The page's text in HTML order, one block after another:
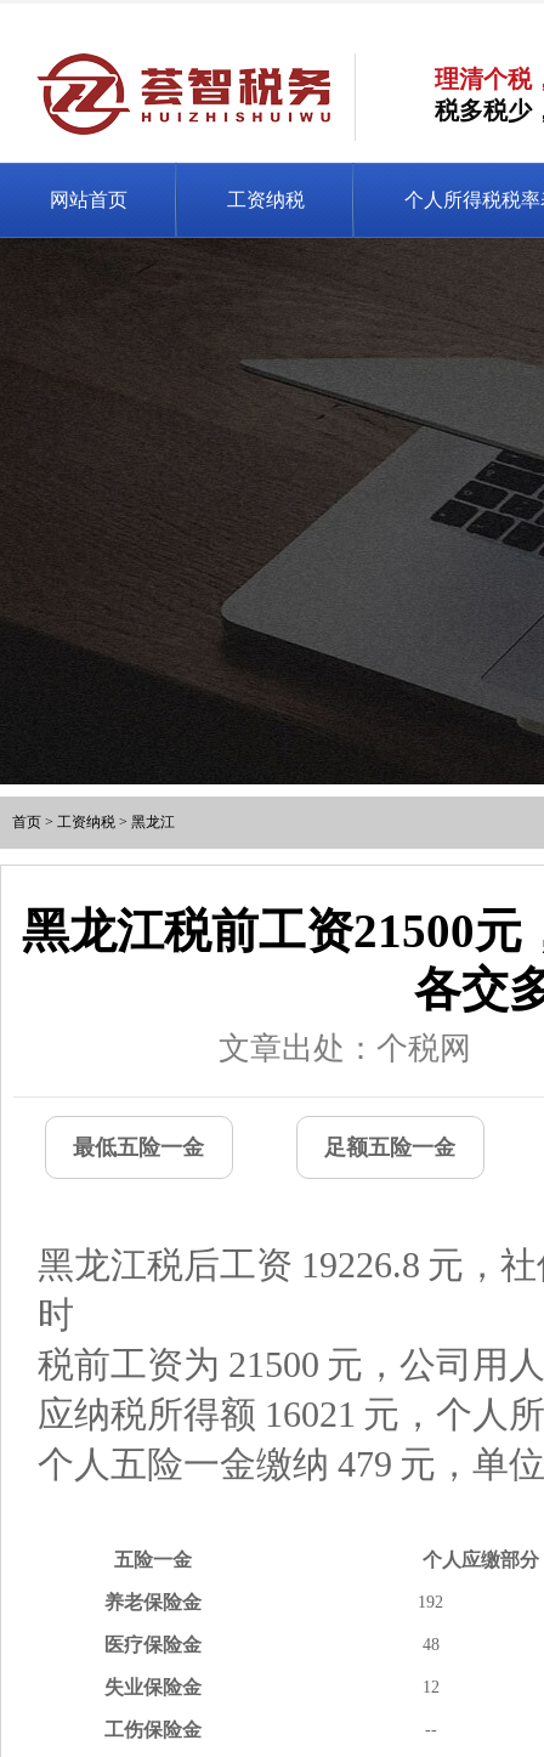
理清个税
税多税少
网站首页 工资纳税 个人所得税税率
首页 > 工资纳税 > 黑龙江
黑龙江税前工资21500
各交
文章出处：个税网
最低五险一金 足额五险一金
黑龙江税后工资 19226.8 元，
时
税前工资为 21500 元，公司用
应纳税所得额 16021 元，个人
个人五险一金缴纳 479 元，单
五险一金 个人应缴部分
养老保险金 192
医疗保险金 48
失业保险金 12
工伤保险金 --